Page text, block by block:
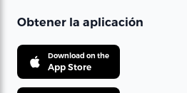
Obtener la aplicación
Download on the
App Store